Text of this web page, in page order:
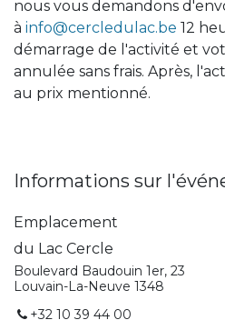
nous vous demandons
à info@cercledulac.be 12
démarrage de l'activité et
annulée sans frais. Après,
au prix mentionné.
Informations sur
Emplacement
du Lac Cercle
Boulevard Baudouin 1er, 23
Louvain-La-Neuve 1348
+32 10 39 44 00